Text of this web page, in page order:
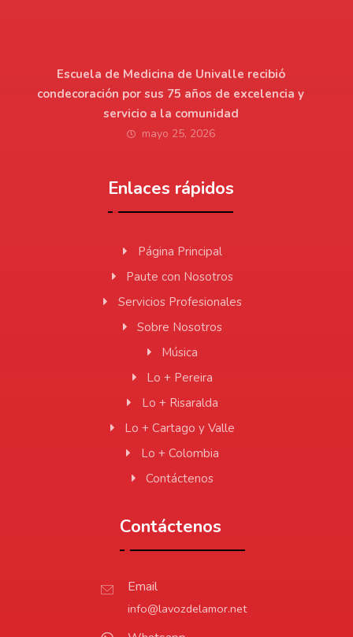
Escuela de Medicina de Univalle recibió
condecoración por sus 75 años de excelencia y
servicio a la comunidad
mayo 25, 2026
Enlaces rápidos
Página Principal
Paute con Nosotros
Servicios Profesionales
Sobre Nosotros
Música
Lo + Pereira
Lo + Risaralda
Lo + Cartago y Valle
Lo + Colombia
Contáctenos
Contáctenos
Email
info@lavozdelamor.net